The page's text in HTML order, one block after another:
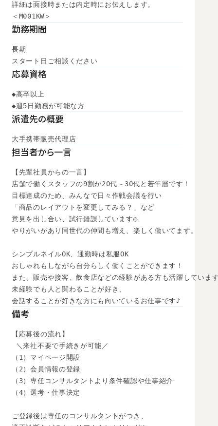
詳細は面接時または内定時にお伝えします。
＜M001KW＞
勤務期間
長期
スタート日ご相談ください
応募資格
◆高卒以上
◆週5日勤務が可能な方
派遣先の概要
大手携帯販売代理店
担当者から一言
【先輩社員からの一言】
店舗で働くスタッフの9割が20代～30代と若年層です！
目標達成のため、みんなで日々作戦会議を行い
「商品のレイアウトを変更してみる？」など
意見を出し合い、試行錯誤しています◎
やりがいがあり同世代の仲間も増え、楽しく働いてます。
シンプルネイルOK、通勤時は私服OK
おしゃれもしながら自分らしく働くことができます！
また、販売や接客、飲食店などの経験がある方も活躍していま
未経験でも人と関わることが好き、
会話することが好きな方にも向いているお仕事です♪
備考
【応募後の流れ】
＼来社不要で手続きが可能／
（1）マイページ開設
（2）会員情報の登録
（3）専任コンサルタントより条件確認や仕事紹介
（4）選考・仕事決定
ご登録後は専任のコンサルタントがつき、